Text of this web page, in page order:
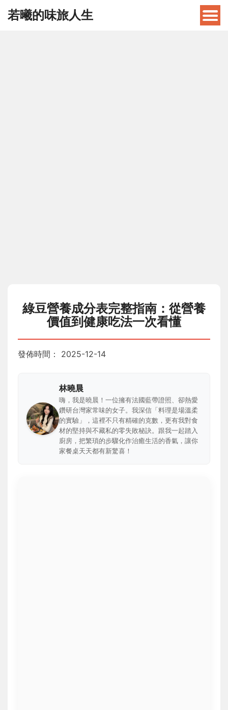
若曦的味旅人生
綠豆營養成分表完整指南：從營養
價值到健康吃法一次看懂
發佈時間： 2025-12-14
林曉晨
嗨，我是曉晨！一位擁有法國藍帶證照、卻熱愛
鑽研台灣家常味的女子。我深信「料理是場溫柔
的實驗」，這裡不只有精確的克數，更有我對食
材的堅持與不藏私的零失敗秘訣。跟我一起踏入
廚房，把繁瑣的步驟化作治癒生活的香氣，讓你
家餐桌天天都有新驚喜！